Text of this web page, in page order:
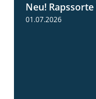
Neu!
01.07.2026